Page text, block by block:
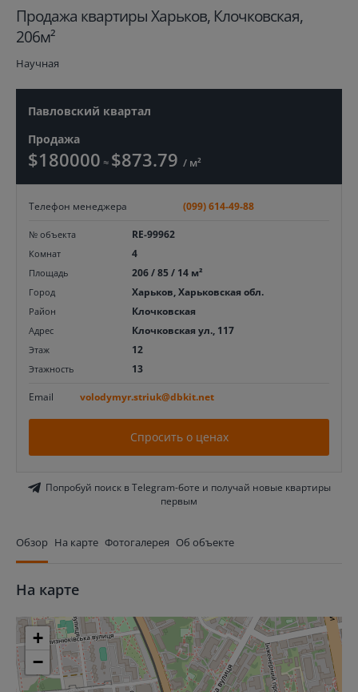
Продажа квартиры Харьков, Клочковская,
206м²
Научная
Павловский квартал
Продажа
$180000 ≈ $873.79 / м²
Телефон менеджера (099) 614-49-88
№ объекта RE-99962
Комнат 4
Площадь 206 / 85 / 14 м²
Город Харьков, Харьковская обл.
Район Клочковская
Адрес Клочковская ул., 117
Этаж 12
Этажность 13
Email volodymyr.striuk@dbkit.net
Спросить о ценах
Попробуй поиск в Telegram-боте и получай новые квартиры
первым
Обзор На карте Фотогалерея Об объекте
На карте
+
−